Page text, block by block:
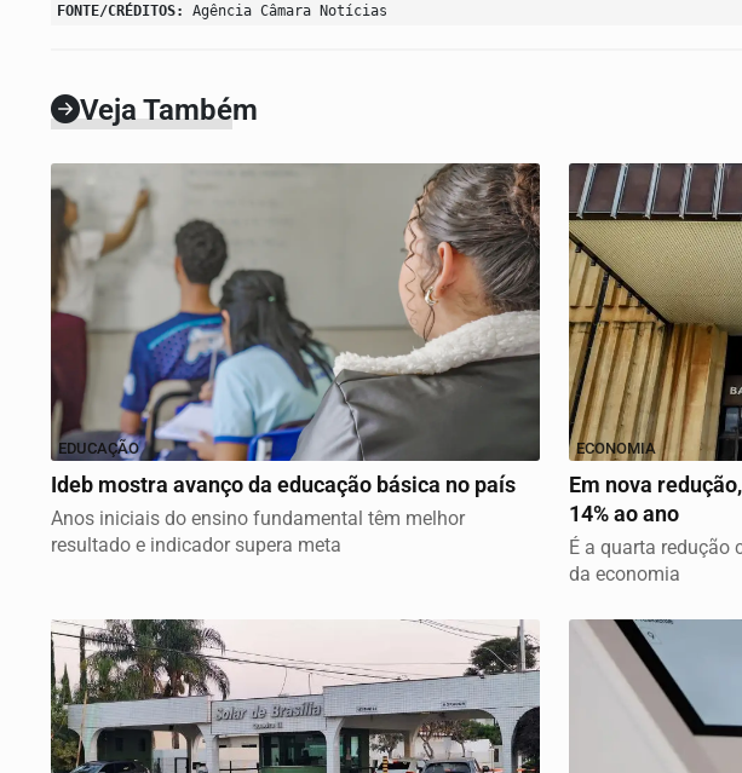
FONTE/CRÉDITOS: Agência Câmara Notícias
Veja Também
EDUCAÇÃO
Ideb mostra avanço da educação básica no país
Anos iniciais do ensino fundamental têm melhor
resultado e indicador supera meta
ECONOMIA
Em nova
14% ao ano
É a quarta redução
da economia